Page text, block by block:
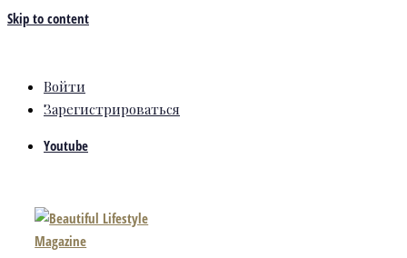
Skip to content
Войти
Зарегистрироваться
Youtube